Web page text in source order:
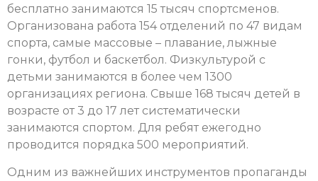
бесплатно занимаются 15 тысяч спортсменов.
Организована работа 154 отделений по 47 видам
спорта, самые массовые – плавание, лыжные
гонки, футбол и баскетбол. Физкультурой с
детьми занимаются в более чем 1300
организациях региона. Свыше 168 тысяч детей в
возрасте от 3 до 17 лет систематически
занимаются спортом. Для ребят ежегодно
проводится порядка 500 мероприятий.
Одним из важнейших инструментов пропаганды